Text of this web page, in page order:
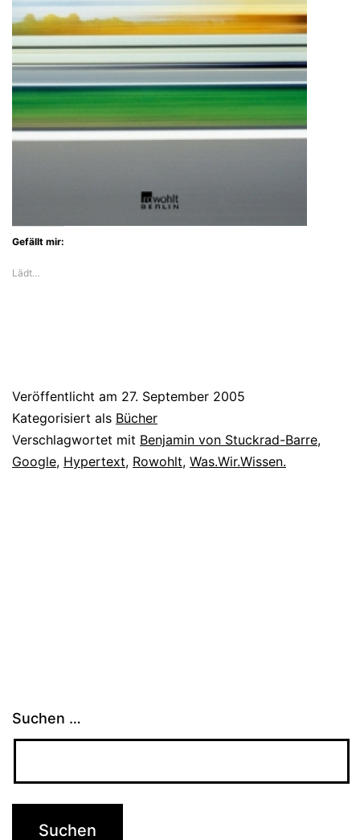
Gefällt mir:
Lädt…
Veröffentlicht am 27. September 2005
Kategorisiert als Bücher
Verschlagwortet mit Benjamin von Stuckrad-Barre,
Google, Hypertext, Rowohlt, Was.Wir.Wissen.
Suchen …